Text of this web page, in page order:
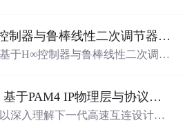
车辆控制基于H∞控制器与鲁棒线性二次调节器RLQR的铰接式重型车辆的稳健路径跟踪控制研究（Matlab代码实现）
于H∞控制器与鲁棒线性二次调节
稳定性差的问题，提出结合H∞控
略，以提升系统对参数不确定
【集成电路设计】基于PAM4 IP物理层与协议兼容性验证：5nm工艺下高速互连系统电气合规测试平台
深入理解下一代高速互连设计的